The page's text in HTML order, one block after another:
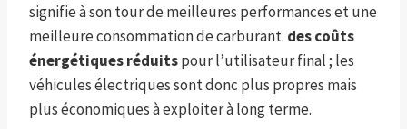
signifie à son tour de meilleures performances et une
meilleure consommation de carburant. des coûts
énergétiques réduitspour l’utilisateur final ; les
véhicules électriques sont donc plus propres mais
plus économiques à exploiter à long terme.